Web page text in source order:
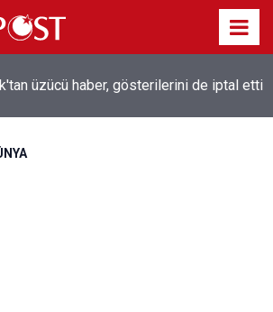
üzücü haber, gösterilerini de iptal etti
Mısırlı yıldız Mohamed Salah
ile anlaştı! Yarın geliyor